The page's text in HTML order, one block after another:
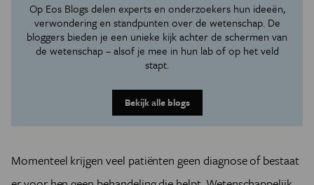
Op Eos Blogs delen experts en onderzoekers hun ideeën,
verwondering en standpunten over de wetenschap. De
bloggers bieden je een unieke kijk achter de schermen van
de wetenschap – alsof je mee in hun lab of op het veld
stapt.
Bekijk alle blogs
Momenteel krijgen veel patiënten geen diagnose of bestaat